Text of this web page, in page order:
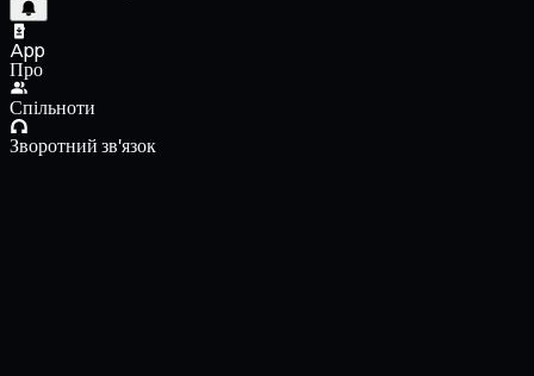
App
Про
Спільноти
Зворотний зв'язок